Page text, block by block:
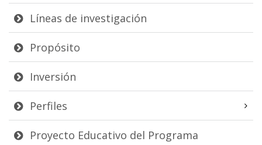
Líneas de investigación
Propósito
Inversión
Perfiles
Proyecto Educativo del Programa